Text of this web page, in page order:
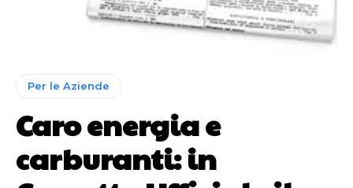
Per le Aziende
Caro energia e
carburanti: in